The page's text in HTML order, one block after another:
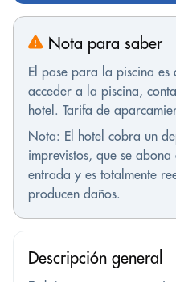
Nota para saber
El pase para la piscina
acceder a la piscina,
hotel. Tarifa de
Nota: El hotel cobra un
imprevistos, que se
entrada y es totalmente
producen daños.
Descripción general